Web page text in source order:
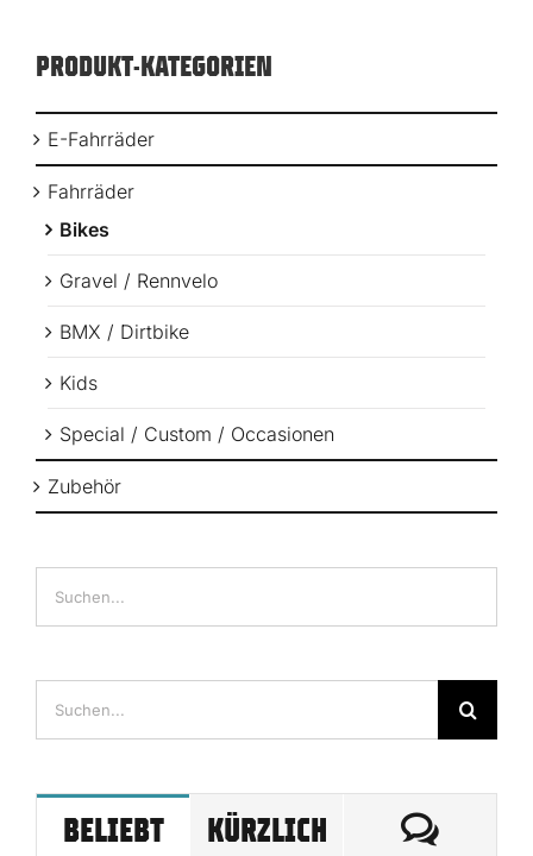
PRODUKT-KATEGORIEN
E-Fahrräder
Fahrräder
Bikes
Gravel / Rennvelo
BMX / Dirtbike
Kids
Special / Custom / Occasionen
Zubehör
nach:
BELIEBT KÜRZLICH